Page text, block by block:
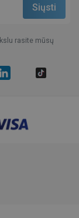
rasite mūsų